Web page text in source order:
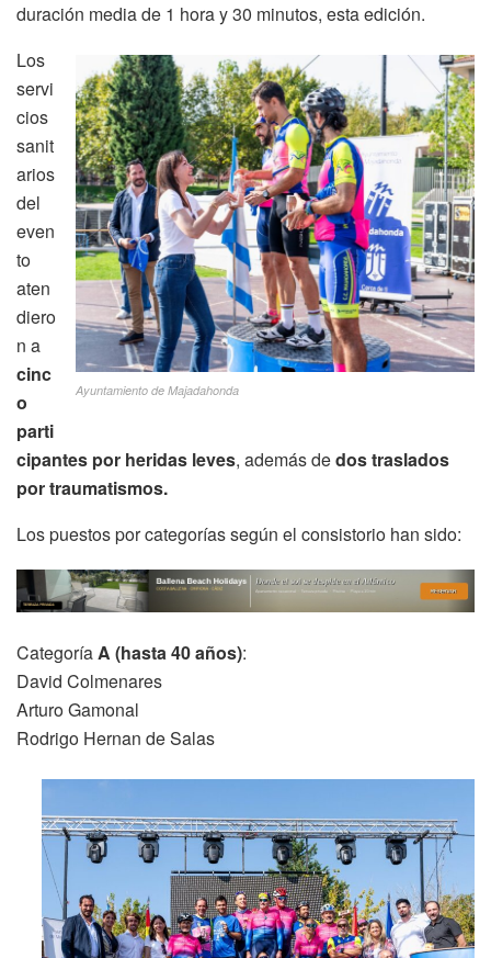
duración media de 1 hora y 30 minutos, esta edición.
Ayuntamiento de Majadahonda
Los
servi
cios
sanit
arios
del
even
to
aten
diero
n a
cinc
o
parti
cipantes por heridas leves, además dedos traslados
por traumatismos.
Los puestos por categorías según el consistorio han sido:
Categoría A (hasta 40 años):
David Colmenares
Arturo Gamonal
Rodrigo Hernan de Salas